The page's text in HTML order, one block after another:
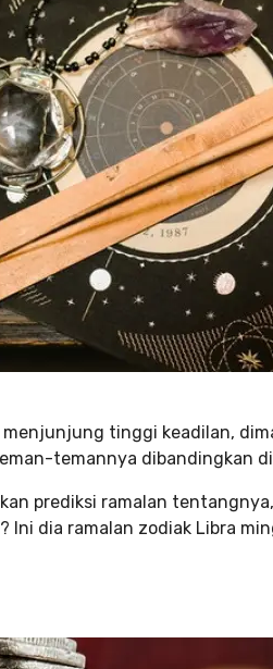
tinggi keadilan,
temannya dibandingkan
prediksi ramalan
Ini dia ramalan zodiak Libra